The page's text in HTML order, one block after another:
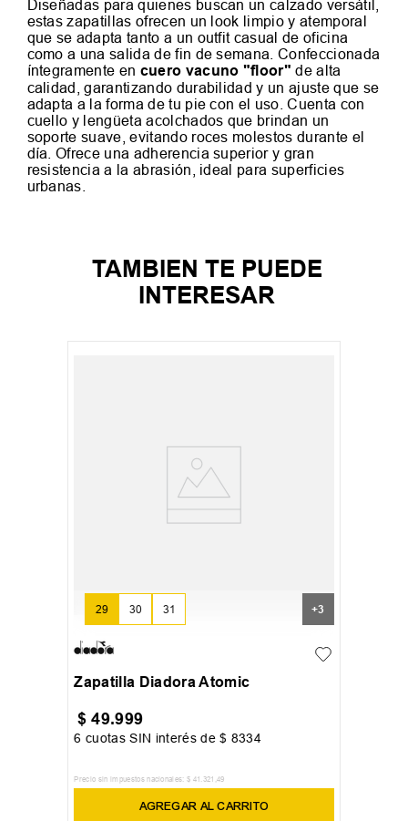
Diseñadas para quienes buscan un calzado versátil,
estas zapatillas ofrecen un look limpio y atemporal
que se adapta tanto a un outfit casual de oficina
como a una salida de fin de semana. Confeccionada
íntegramente en cuero vacuno "floor" de alta
calidad, garantizando durabilidad y un ajuste que se
adapta a la forma de tu pie con el uso. Cuenta con
cuello y lengüeta acolchados que brindan un
soporte suave, evitando roces molestos durante el
día. Ofrece una adherencia superior y gran
resistencia a la abrasión, ideal para superficies
urbanas.
TAMBIEN TE PUEDE
INTERESAR
29 30 31 +3
Zapatilla Diadora Atomic
$ 49.999
6 cuotas SIN interés de$ 8334
Precio sin impuestos nacionales: $ 41 321 49
AGREGAR AL CARRITO